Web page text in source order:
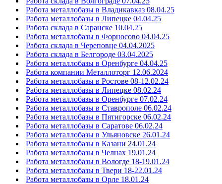
Работа металлобазы в Владикавказ 08.04.25
Работа металлобазы в Липецке 04.04.25
Работа склада в Саранске 10.04.25
Работа металлобазы в Форносово 04.04.25
Работа склада в Череповце 04.04.2025
Работа склада в Белгороде 03.04.2025
Работа металлобазы в Оренбурге 04.04.25
Работа компании Металлоторг 12.06.2024
Работа металлобазы в Ростове 08-12.02.24
Работа металлобазы в Липецке 08.02.24
Работа металлобазы в Оренбурге 07.02.24
Работа металлобазы в Ставрополе 06.02.24
Работа металлобазы в Пятигорске 06.02.24
Работа металлобазы в Саратове 06.02.24
Работа металлобазы в Ульяновске 26.01.24
Работа металлобазы в Казани 24.01.24
Работа металлобазы в Челнах 19.01.24
Работа металлобазы в Вологде 18-19.01.24
Работа металлобазы в Твери 18-22.01.24
Работа металлобазы в Орле 18.01.24